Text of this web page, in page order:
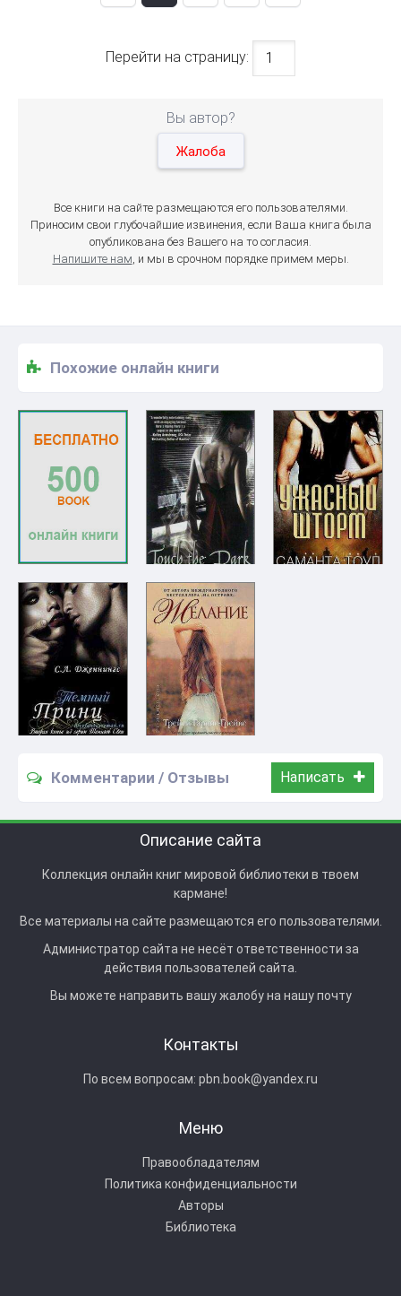
Перейти на страницу:
Вы автор?
Жалоба
Все книги на сайте размещаются его пользователями.
Приносим свои глубочайшие извинения, если Ваша книга была
опубликована без Вашего на то согласия.
Напишите нам, и мы в срочном порядке примем меры.
Похожие онлайн книги
Комментарии / Отзывы Написать
Описание сайта
Коллекция онлайн книг мировой библиотеки в твоем
кармане!
Все материалы на сайте размещаются его пользователями.
Администратор сайта не несёт ответственности за
действия пользователей сайта.
Вы можете направить вашу жалобу на нашу почту
Контакты
По всем вопросам: pbn.book@yandex.ru
Меню
Правообладателям
Политика конфиденциальности
Авторы
Библиотека